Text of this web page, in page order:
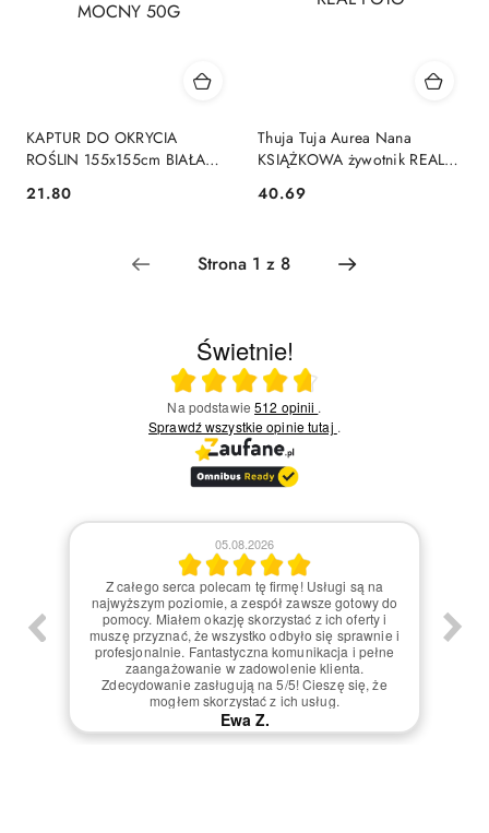
KAPTUR DO OKRYCIA
ROŚLIN 155x155cm BIAŁA
MOCNY 50G
Cena:
21.80
Thuja Tuja Aurea Nana
KSIĄŻKOWA żywotnik REAL
Cena:
40.69
Świetnie!
Ocena średnia 4.7 na 5
Na podstawie512 opinii .
Sprawdź wszystkie opinietutaj .
04.08.2026
Z pełnym przekonaniem mogę powiedzieć, że
usługi tej firmy są na najwyższym poziomie. Każdy
detal był dopracowany, a zespół pracowników
wykazywał ogromną życzliwość i profesjonalizm.
Czułem się doceniony jako klient. Współpraca
przebiegła sprawnie, bez żadnych problemów. Na
pewno wrócę oraz polecę tę firmę innym. 5/5 to
zdecydowanie zasłużona ocena!
Ewa K.